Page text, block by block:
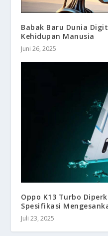
Babak Baru Dunia
Kehidupan Manusia
Juni 26, 2025
Oppo K13 Turbo
Spesifikasi
Juli 23, 2025